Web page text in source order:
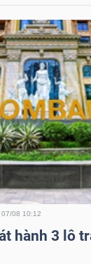
07/08 10:12
hành 3 lô